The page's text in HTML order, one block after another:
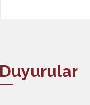
Duyurular